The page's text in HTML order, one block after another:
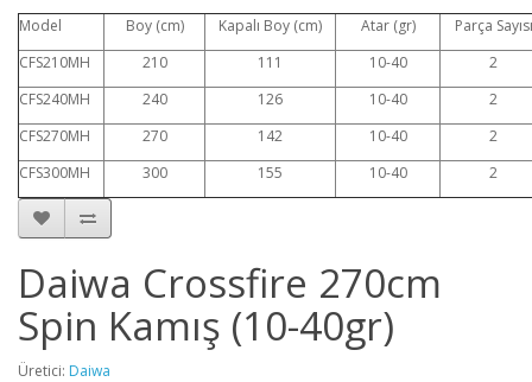
Model
Boy (cm) Kapalı Boy (cm) Atar (gr)
Parça Sayısı
CFS210MH
210 111 10-40
2
CFS240MH
240 126 10-40
2
CFS270MH
270 142 10-40
2
CFS300MH
300 155 10-40 2
Daiwa Crossfire 270cm
Spin Kamış (10-40gr)
Üretici: Daiwa